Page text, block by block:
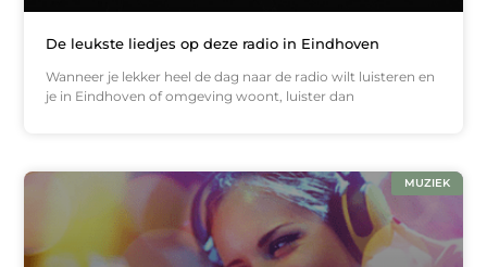
De leukste liedjes op deze radio in Eindhoven
Wanneer je lekker heel de dag naar de radio wilt luisteren en
je in Eindhoven of omgeving woont, luister dan
MUZIEK